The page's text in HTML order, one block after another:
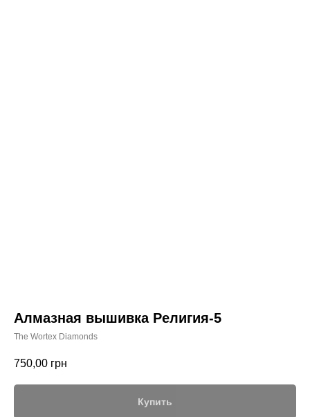
Алмазная вышивка Религия-5
The Wortex Diamonds
750,00 грн
Купить